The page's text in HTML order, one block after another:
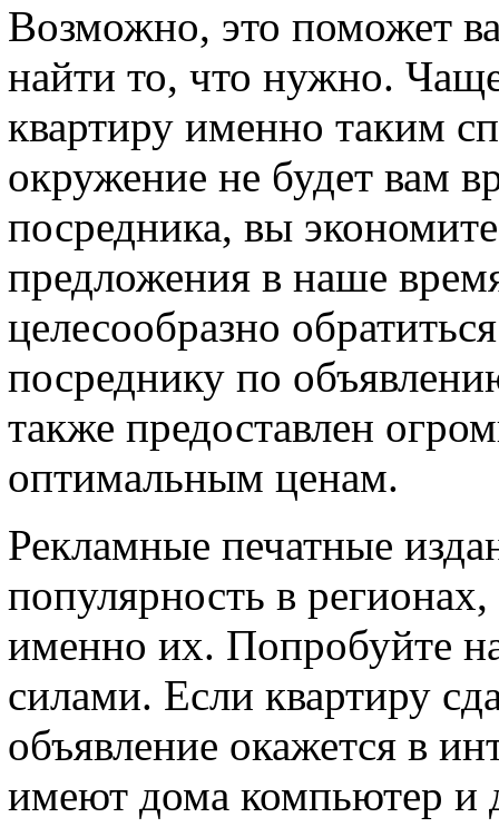
Возможно, это поможет
найти то, что нужно.
квартиру именно таким
окружение не будет вам
посредника, вы
предложения в наше
целесообразно
посреднику по
также предоставлен
оптимальным ценам.
Рекламные печатные
популярность в
именно их. Попробуйте
силами. Если квартиру
объявление окажется в
имеют дома компьютер и